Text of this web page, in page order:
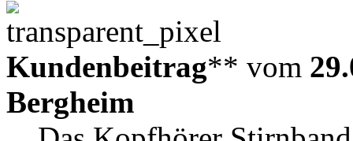
Kundenbeitrag** vom
Bergheim